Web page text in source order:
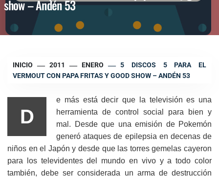
show – Andén 53
INICIO 2011 ENERO
5 DISCOS 5 PARA EL
VERMOUT CON PAPA FRITAS Y GOOD SHOW – ANDÉN 53
D
e más está decir que la televisión es una
herramienta de control social para bien y
mal. Desde que una emisión de Pokemón
generó ataques de epilepsia en decenas de
niños en el Japón y desde que las torres gemelas cayeron
para los televidentes del mundo en vivo y a todo color
también, debe ser considerada un arma de destrucción